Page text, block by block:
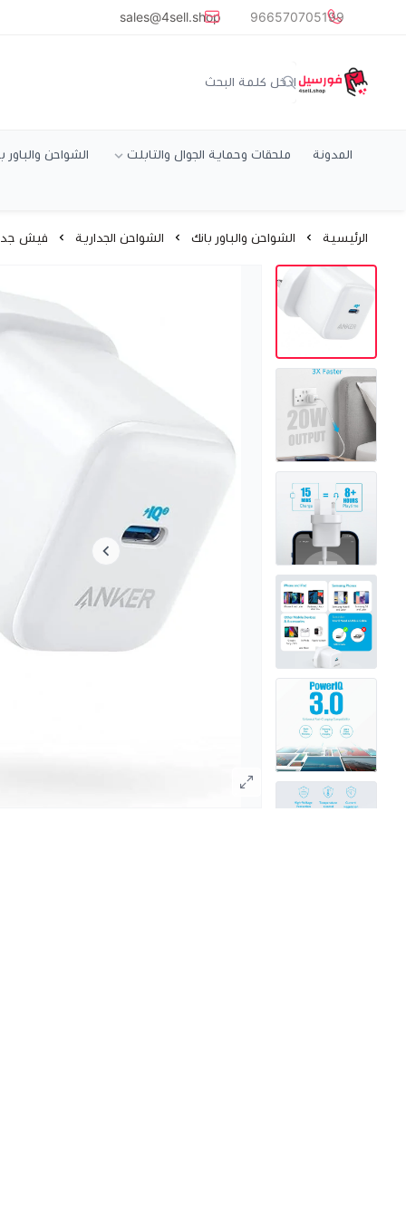
common.titles.skip_to_main_content
966570705199
sales@4sell.shop
متجر فورسيل
المدونة ملحقات وحماية الجوال والتابلت الشواحن والباور
الرئيسية الشواحن والباور بانك الشواحن الجدارية فيش جداري 20 واط بي دي